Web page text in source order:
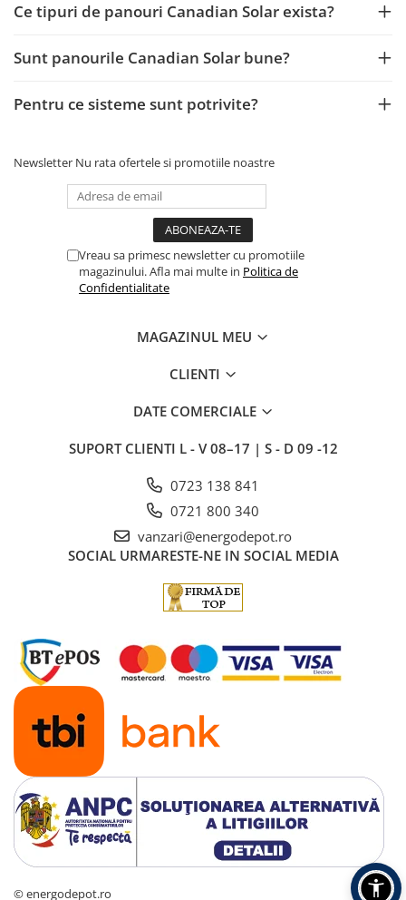
Ce tipuri de panouri Canadian Solar exista?
Sunt panourile Canadian Solar bune?
Pentru ce sisteme sunt potrivite?
Newsletter Nu rata ofertele si promotiile noastre
Vreau sa primesc newsletter cu promotiile
magazinului. Afla mai multe in Politica de
Confidentialitate
MAGAZINUL MEU
CLIENTI
DATE COMERCIALE
SUPORT CLIENTI L - V 08–17 | S - D 09 -12
0723 138 841
0721 800 340
vanzari@energodepot.ro
SOCIAL URMARESTE-NE IN SOCIAL MEDIA
© energodepot.ro